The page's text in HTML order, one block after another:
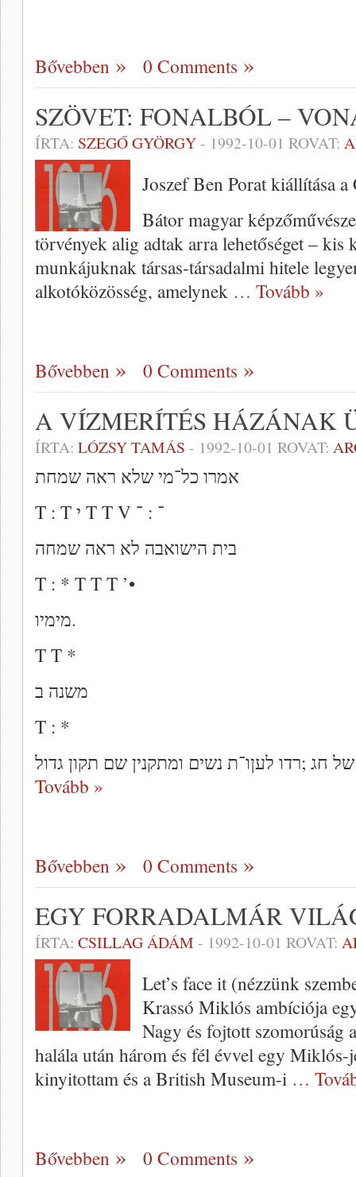
Bővebben 0 Comments
SZÖVET: FONALBÓL –
ÍRTA: SZEGŐ GYÖRGY- 1992-10-01 ROVAT:
Joszef Ben Porat kiállítása
Bátor magyar
törvények alig adtak arra lehetőséget – kis
munkájuknak társas-társadalmi hitele
alkotóközösség, amelynek … Tovább »
Bővebben 0 Comments
A VÍZMERÍTÉS HÁZÁNAK
ÍRTA: LÓZSY TAMÁS - 1992-10-01 ROVAT:
אמרו כל־מי שלא ראה שמחת
T : T י T T V ־ : ־
בית הישואבה לא ראה שמחה
T : * T T T ’•
מימיו.
T T *
משנה ב
T : *
Tovább »
Bővebben 0 Comments
EGY FORRADALMÁR
ÍRTA: CSILLAG ÁDÁM - 1992-10-01 ROVAT:
Let’s face it (nézzünk
Krassó Miklós ambíciója
Nagy és fojtott
halála után három és fél évvel egy
kinyitottam és a British Museum-i …
Bővebben 0 Comments